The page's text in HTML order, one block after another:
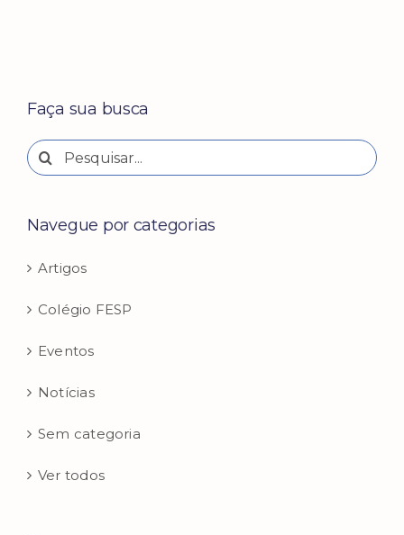
Faça sua busca
Buscar
resultados
Navegue por categorias
Artigos
Colégio FESP
Eventos
Notícias
Sem categoria
Ver todos